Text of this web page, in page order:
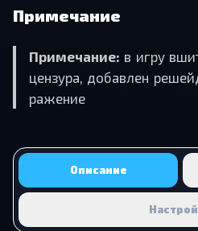
Примечание
При­ме­ча­ние: в игру
цен­зу­ра, до­бав­лен
ра­же­ние
Описание